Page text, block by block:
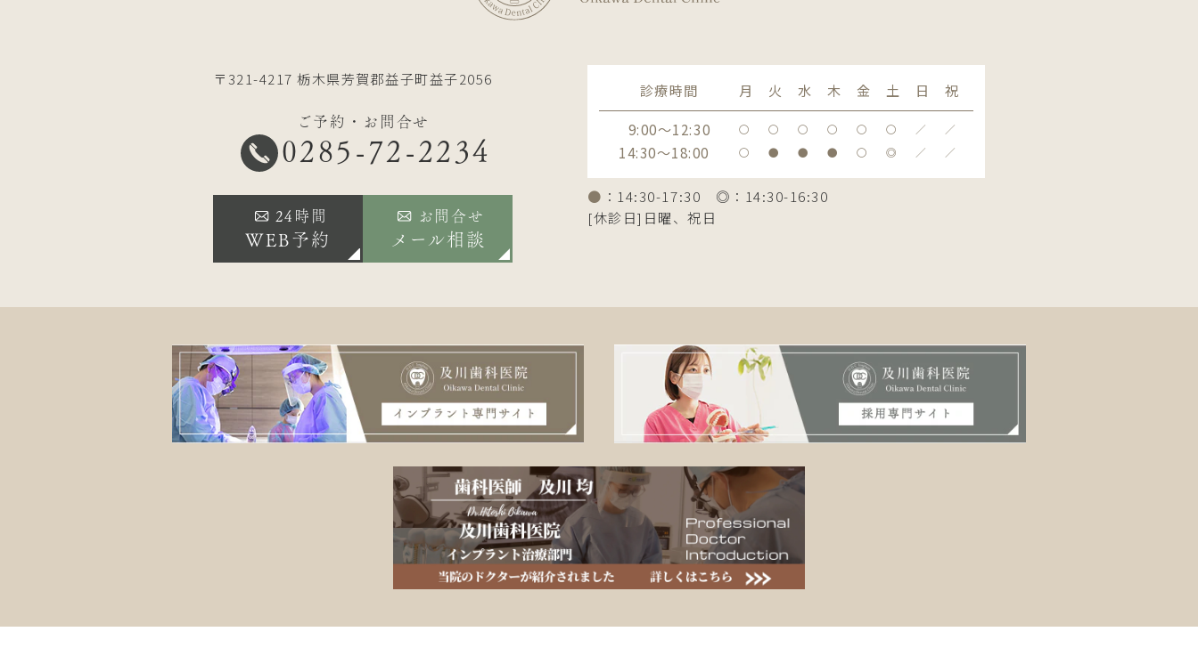
〒321-4217 栃木県芳賀郡益子町益子2056
ご予約・お問合せ
0285-72-2234
24時間
WEB予約
お問合せ
メール相談
診療時間 月 火 水 木 金 土 日
祝
9:00～12:30
〇 〇 〇 〇 〇 〇 ／ ／
14:30～18:00 〇 ● ● ● 〇 ◎ ／ ／
● ：14:30-17:30 ◎：14:30-16:30
[休診日]日曜、祝日